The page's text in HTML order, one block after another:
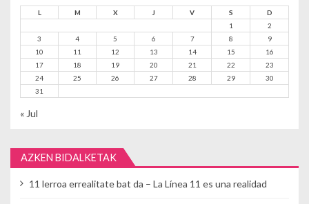
L M X J V S
D
1
2
3
4 5 6 7 8
9
10
11 12 13 14 15
16
17
18 19 20 21 22
23
24
25 26 27 28 29
30
31
« Jul
AZKEN BIDALKETAK
11 lerroa errealitate bat da – La Línea 11 es una realidad